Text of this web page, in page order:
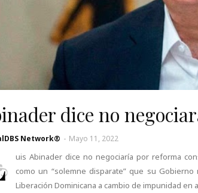
dice no
Network® - Mayo 11, 2022
uis Abinader dice no negociaría por reforma
como un “solemne disparate” que su
Liberación Dominicana a cambio de impunidad en